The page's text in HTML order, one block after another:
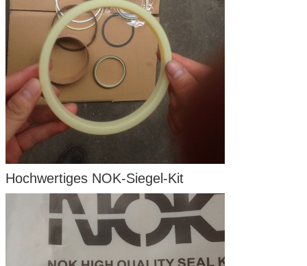
Hochwertiges NOK-Siegel-Kit